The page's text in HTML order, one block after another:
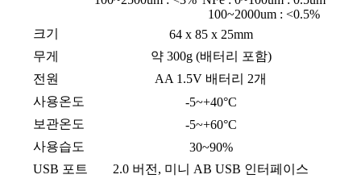
100~2000um : <0.5%
크기
64 x 85 x 25mm
무게
약 300g (배터리 포함)
전원
AA 1.5V 배터리 2개
사용온도
-5~+40°C
보관온도
-5~+60°C
사용습도
30~90%
USB 포트
2.0 버전, 미니 AB USB 인터페이스